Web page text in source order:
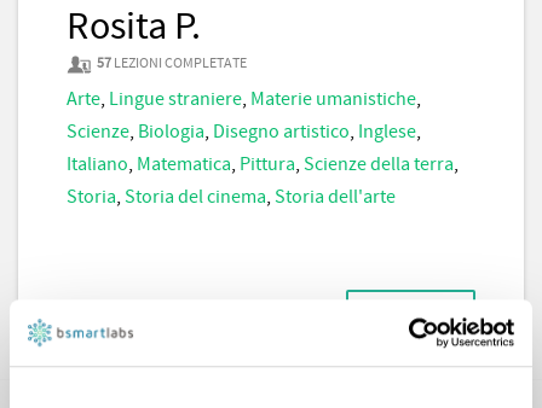
Rosita P.
57 LEZIONI COMPLETATE
Arte, Lingue straniere, Materie umanistiche,
Scienze, Biologia, Disegno artistico, Inglese,
Italiano, Matematica, Pittura, Scienze della terra,
Storia, Storia del cinema, Storia dell'arte
CONTATTA